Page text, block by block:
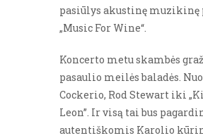
pasiūlys akustinę muzikinę
„Music For Wine“.
Koncerto metu skambės
pasaulio meilės baladės.
Cockerio, Rod Stewart iki
Leon”. Ir visą tai bus
autentiškomis Karolio